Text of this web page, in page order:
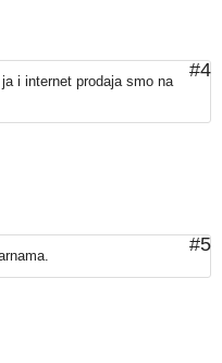
#4
i internet prodaja smo na
#5